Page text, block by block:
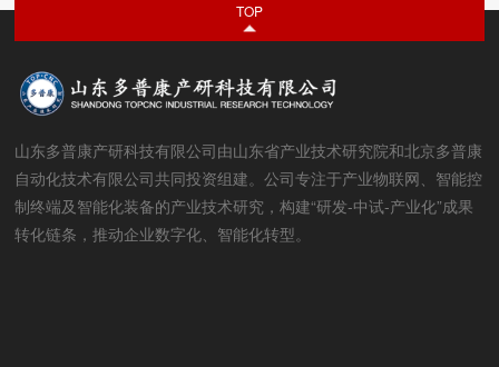
TOP
山东多普康产研科技有限公司由山东省产业技术研究院和北京多普康
自动化技术有限公司共同投资组建。公司专注于产业物联网、智能控
制终端及智能化装备的产业技术研究，构建“研发-中试-产业化”成果
转化链条，推动企业数字化、智能化转型。